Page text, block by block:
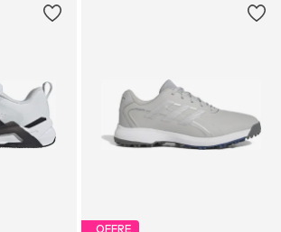
OFFRE